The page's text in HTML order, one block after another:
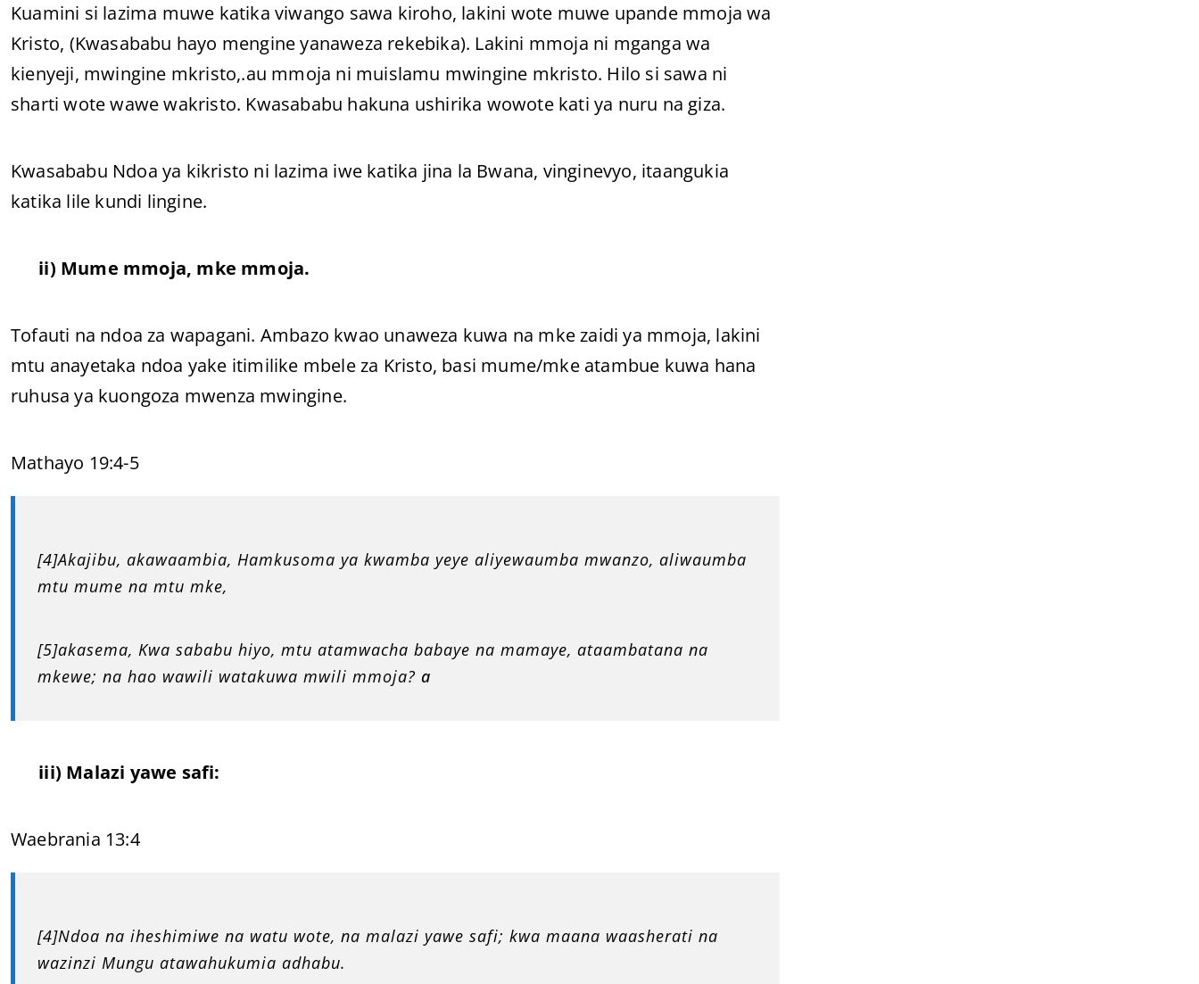
Kuamini si lazima muwe katika viwango sawa kiroho, lakini wote muwe upande mmoja wa
Kristo, (Kwasababu hayo mengine yanaweza rekebika). Lakini mmoja ni mganga wa
kienyeji, mwingine mkristo,.au mmoja ni muislamu mwingine mkristo. Hilo si sawa ni
sharti wote wawe wakristo. Kwasababu hakuna ushirika wowote kati ya nuru na giza.
Kwasababu Ndoa ya kikristo ni lazima iwe katika jina la Bwana, vinginevyo, itaangukia
katika lile kundi lingine.
ii) Mume mmoja, mke mmoja.
Tofauti na ndoa za wapagani. Ambazo kwao unaweza kuwa na mke zaidi ya mmoja, lakini
mtu anayetaka ndoa yake itimilike mbele za Kristo, basi mume/mke atambue kuwa hana
ruhusa ya kuongoza mwenza mwingine.
Mathayo 19:4-5
[4]Akajibu, akawaambia, Hamkusoma ya kwamba yeye aliyewaumba mwanzo, aliwaumba
mtu mume na mtu mke,
[5]akasema, Kwa sababu hiyo, mtu atamwacha babaye na mamaye, ataambatana na
mkewe; na hao wawili watakuwa mwili mmoja? a
iii) Malazi yawe safi:
Waebrania 13:4
[4]Ndoa na iheshimiwe na watu wote, na malazi yawe safi; kwa maana waasherati na
wazinzi Mungu atawahukumia adhabu.